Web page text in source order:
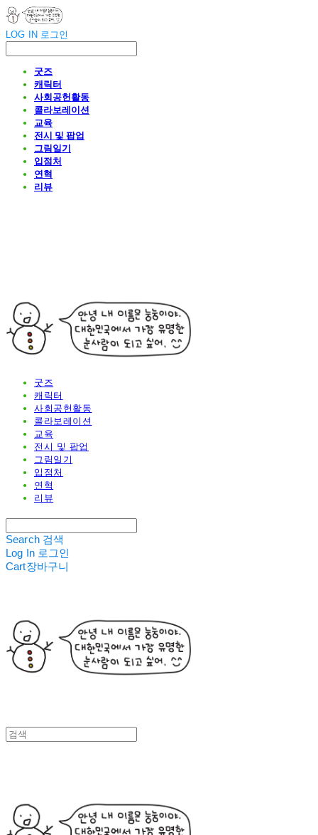
LOG IN 로그인
굿즈
캐릭터
사회공헌활동
콜라보레이션
교육
전시 및 팝업
그림일기
입점처
연혁
리뷰
굿즈
캐릭터
사회공헌활동
콜라보레이션
교육
전시 및 팝업
그림일기
입점처
연혁
리뷰
Search 검색
Log In 로그인
Cart장바구니